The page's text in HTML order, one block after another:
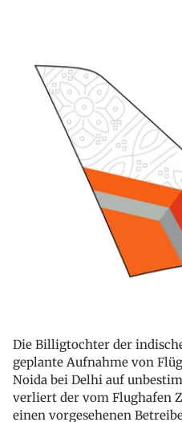
Die Billigtochter der
geplante Aufnahme von
Noida bei Delhi auf
verliert der vom Flughafen
einen vorgesehenen